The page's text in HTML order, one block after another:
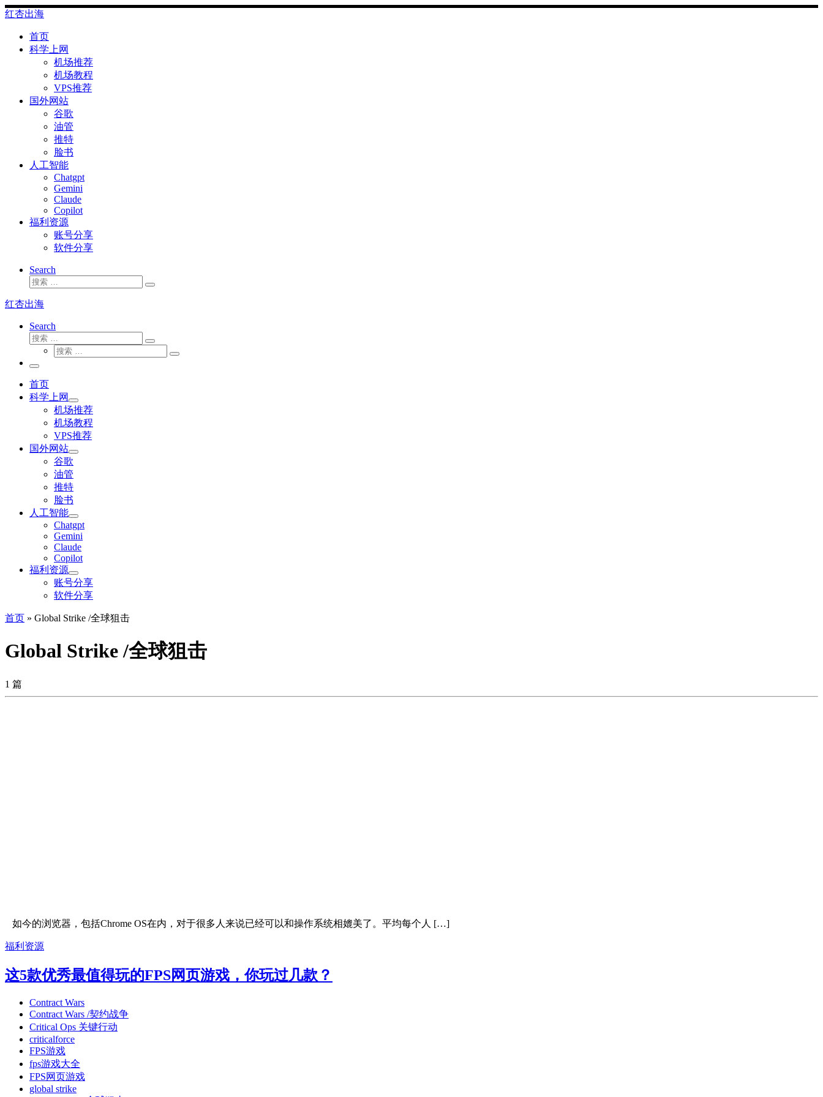
Skip
to
content
红杏出海
首页
科学上网
机场推荐
机场教程
VPS推荐
国外网站
谷歌
油管
推特
脸书
人工智能
Chatgpt
‎Gemini
Claude
Copilot
福利资源
账号分享
软件分享
Search
搜
搜
红杏出海
Search
搜
搜
索
搜
搜
主
菜
单
首页
科学上网
机场推荐
机场教程
VPS推荐
国外网站
谷歌
油管
推特
脸书
人工智能
Chatgpt
‎Gemini
Claude
Copilot
福利资源
账号分享
软件分享
首页 » Global Strike /全球狙击
Global Strike /全球狙击
1 篇
如今的浏览器，包括Chrome OS在内，对于很多人来说已经可以和操作系统相媲美了。平均每个人 […]
福利资源
这5款优秀最值得玩的FPS网页游戏，你玩过几款？
Contract Wars
Contract Wars /契约战争
Critical Ops 关键行动
criticalforce
FPS游戏
fps游戏大全
FPS网页游戏
global strike